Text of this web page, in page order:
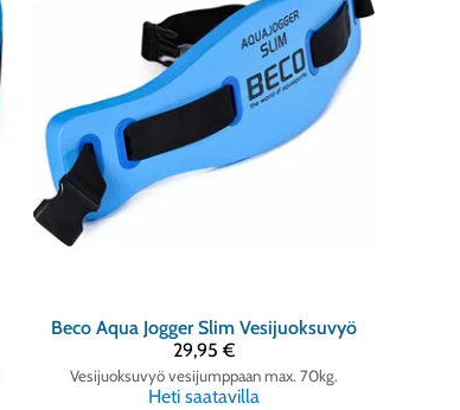
Beco Aqua Jogger Slim Vesijuoksuvyö
29,95 €
Vesijuoksuvyö vesijumppaan max. 70kg.
Heti saatavilla